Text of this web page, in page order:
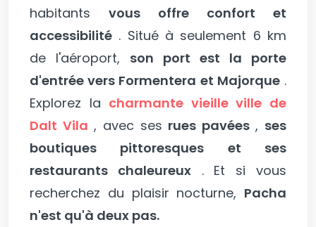
habitants vous offre confort et
accessibilité . Situé à seulement 6 km
de l'aéroport, son port est la porte
d'entrée vers Formentera et Majorque.
Explorez la charmante vieille ville de
Dalt Vila , avec ses rues pavées, ses
boutiques pittoresques et ses
restaurants chaleureux. Et si vous
recherchez du plaisir nocturne, Pacha
n'est qu'à deux pas.